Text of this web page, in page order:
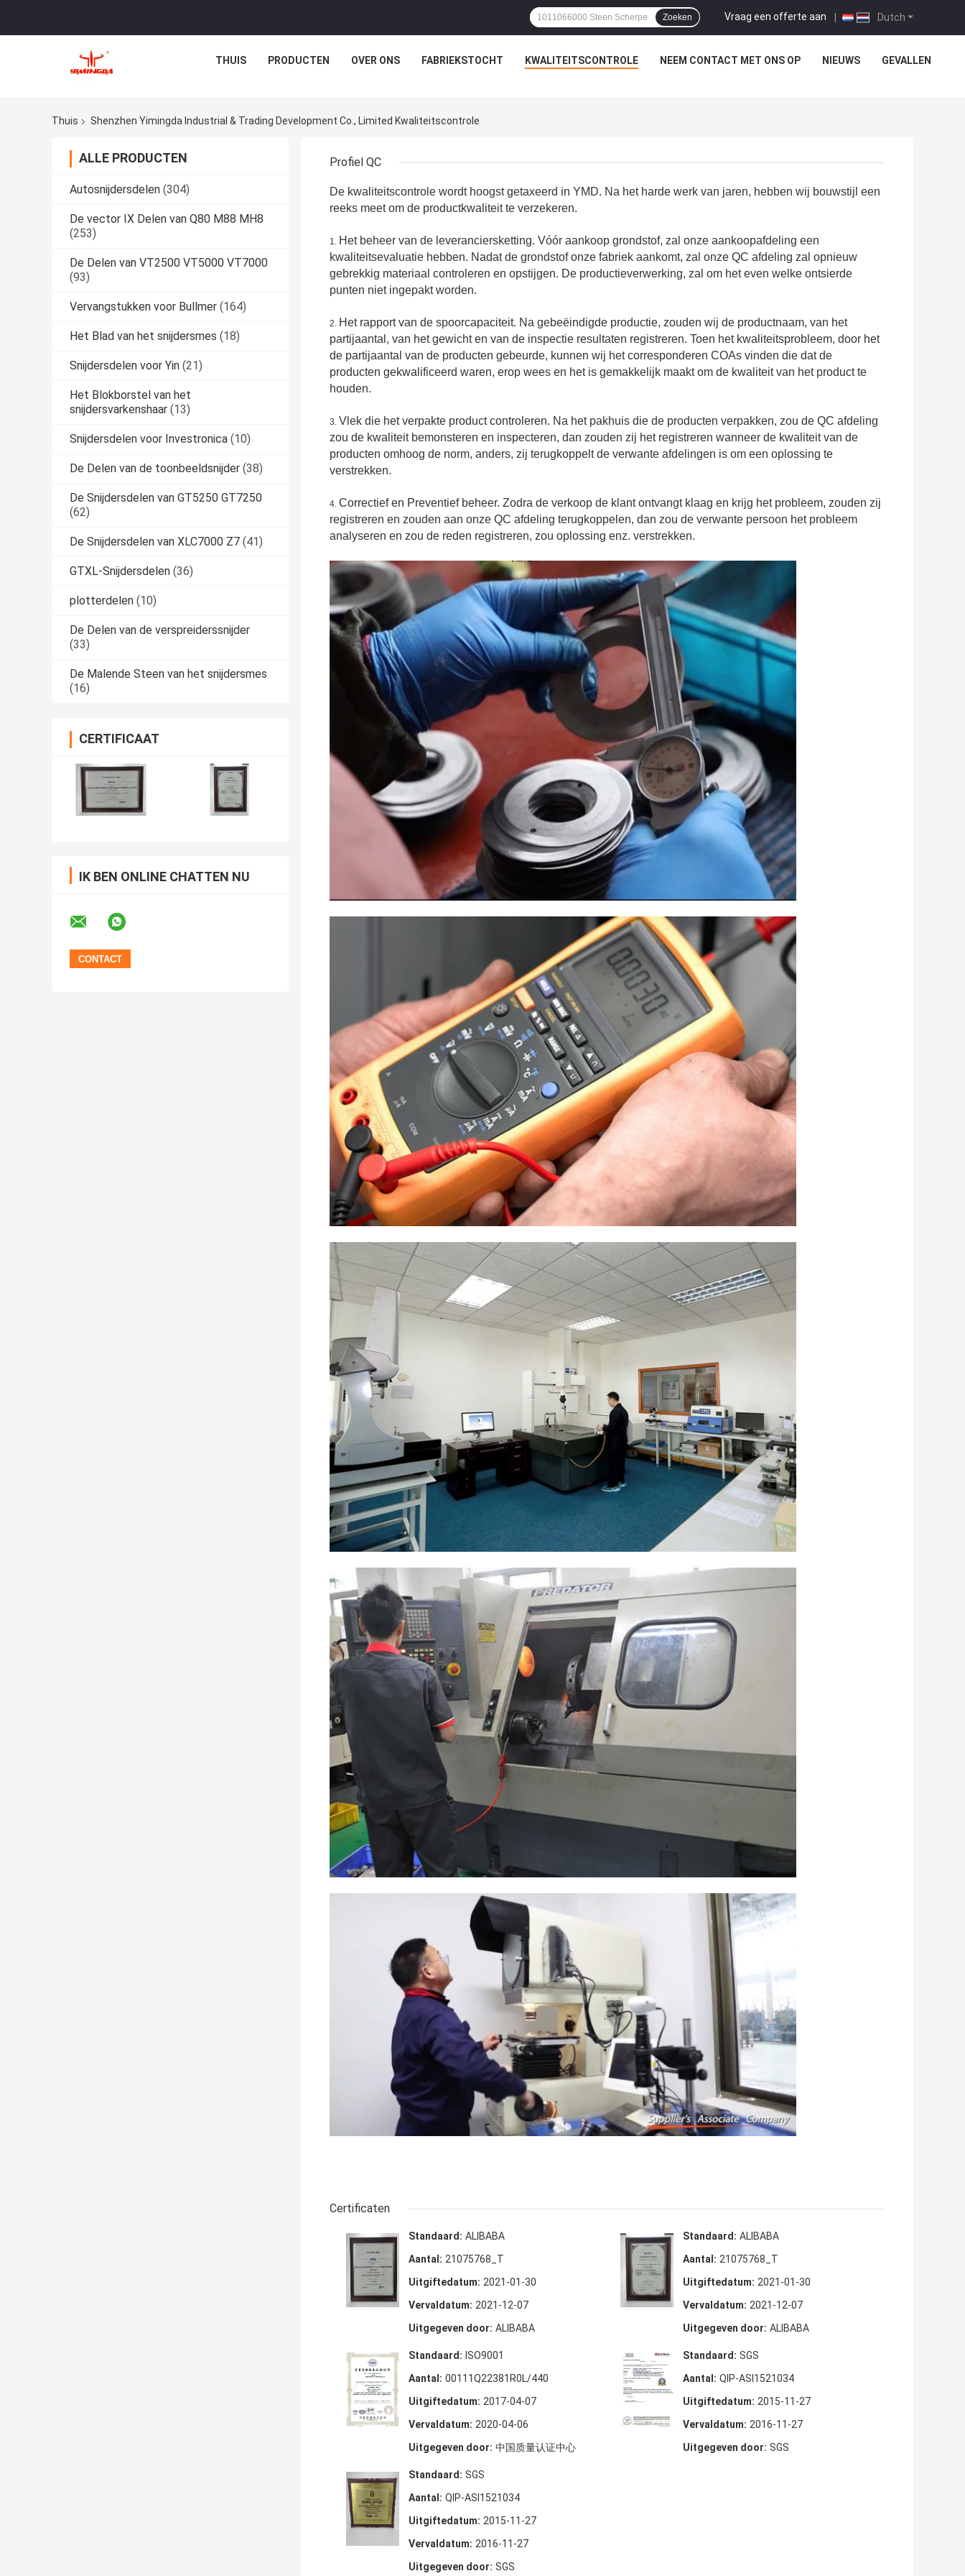
Dutch
Vraag een offerte aan |
Zoeken
THUIS PRODUCTEN OVER ONS FABRIEKSTOCHT KWALITEITSCONTROLE NEEM CONTACT MET ONS OP NIEUWS GEVALLEN
Thuis Shenzhen Yimingda Industrial & Trading Development Co., Limited Kwaliteitscontrole
ALLE PRODUCTEN
Autosnijdersdelen (304)
De vector IX Delen van Q80 M88 MH8
(253)
De Delen van VT2500 VT5000 VT7000
(93)
Vervangstukken voor Bullmer (164)
Het Blad van het snijdersmes (18)
Snijdersdelen voor Yin (21)
Het Blokborstel van het
snijdersvarkenshaar (13)
Snijdersdelen voor Investronica (10)
De Delen van de toonbeeldsnijder (38)
De Snijdersdelen van GT5250 GT7250
(62)
De Snijdersdelen van XLC7000 Z7 (41)
GTXL-Snijdersdelen (36)
plotterdelen (10)
De Delen van de verspreiderssnijder
(33)
De Malende Steen van het snijdersmes
(16)
CERTIFICAAT
IK BEN ONLINE CHATTEN NU
Profiel QC
De kwaliteitscontrole wordt hoogst getaxeerd in YMD. Na het harde werk van jaren, hebben wij bouwstijl een
reeks meet om de productkwaliteit te verzekeren.
1. Het beheer van de leveranciersketting. Vóór aankoop grondstof, zal onze aankoopafdeling een
kwaliteitsevaluatie hebben. Nadat de grondstof onze fabriek aankomt, zal onze QC afdeling zal opnieuw
gebrekkig materiaal controleren en opstijgen. De productieverwerking, zal om het even welke ontsierde
punten niet ingepakt worden.
2. Het rapport van de spoorcapaciteit. Na gebeëindigde productie, zouden wij de productnaam, van het
partijaantal, van het gewicht en van de inspectie resultaten registreren. Toen het kwaliteitsprobleem, door het
de partijaantal van de producten gebeurde, kunnen wij het corresponderen COAs vinden die dat de
producten gekwalificeerd waren, erop wees en het is gemakkelijk maakt om de kwaliteit van het product te
houden.
3. Vlek die het verpakte product controleren. Na het pakhuis die de producten verpakken, zou de QC afdeling
zou de kwaliteit bemonsteren en inspecteren, dan zouden zij het registreren wanneer de kwaliteit van de
producten omhoog de norm, anders, zij terugkoppelt de verwante afdelingen is om een oplossing te
verstrekken.
4. Correctief en Preventief beheer. Zodra de verkoop de klant ontvangt klaag en krijg het probleem, zouden zij
registreren en zouden aan onze QC afdeling terugkoppelen, dan zou de verwante persoon het probleem
analyseren en zou de reden registreren, zou oplossing enz. verstrekken.
Certificaten
Standaard: ALIBABA
Aantal: 21075768_T
Uitgiftedatum: 2021-01-30
Vervaldatum: 2021-12-07
Uitgegeven door: ALIBABA
Standaard: ALIBABA
Aantal: 21075768_T
Uitgiftedatum: 2021-01-30
Vervaldatum: 2021-12-07
Uitgegeven door: ALIBABA
Standaard: ISO9001
Aantal: 00111Q22381R0L/440
Uitgiftedatum: 2017-04-07
Vervaldatum: 2020-04-06
Uitgegeven door: 中国质量认证中心
Standaard: SGS
Aantal: QIP-ASI1521034
Uitgiftedatum: 2015-11-27
Vervaldatum: 2016-11-27
Uitgegeven door: SGS
Standaard: SGS
Aantal: QIP-ASI1521034
Uitgiftedatum: 2015-11-27
Vervaldatum: 2016-11-27
Uitgegeven door: SGS